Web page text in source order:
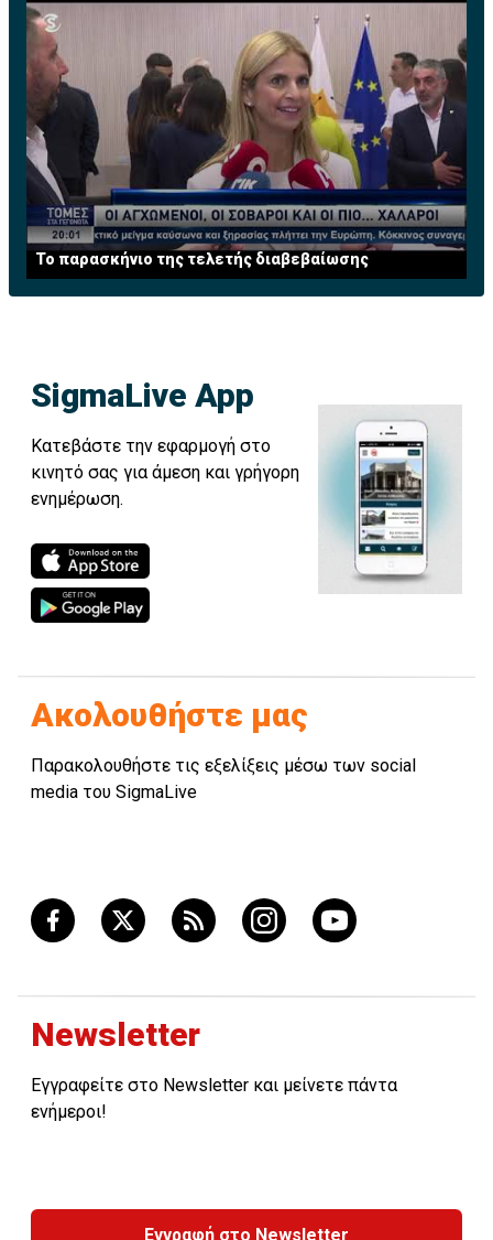
Το παρασκήνιο της τελετής διαβεβαίωσης
SigmaLive App
Κατεβάστε την εφαρμογή στο
κινητό σας για άμεση και γρήγορη
ενημέρωση.
Ακολουθήστε μας
Παρακολουθήστε τις εξελίξεις μέσω των social
media του SigmaLive
Newsletter
Εγγραφείτε στο Newsletter και μείνετε πάντα
ενήμεροι!
Εγγραφή στο Newsletter